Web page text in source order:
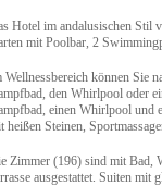
Hotel im andalusischen Stil
mit Poolbar, 2
Wellnessbereich können Sie
den Whirlpool oder
einen Whirlpool und
heißen Steinen,
Zimmer (196) sind mit Bad,
ausgestattet. Suiten mit